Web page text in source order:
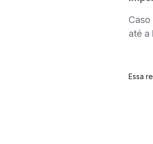
até a
Essa